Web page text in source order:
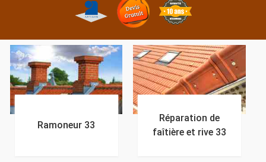
Ramoneur 33
Réparation de
faîtière et rive 33